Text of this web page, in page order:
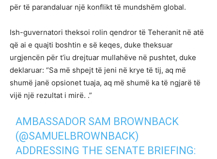
për të parandaluar një konflikt të mundshëm global.
Ish-guvernatori theksoi rolin qendror të Teheranit në atë
që ai e quajti boshtin e së keqes, duke theksuar
urgjencën për t’iu drejtuar mullahëve në pushtet, duke
deklaruar: “Sa më shpejt të jeni në krye të tij, aq më
shumë janë opsionet tuaja, aq më shumë ka të ngjarë të
vijë një rezultat i mirë. .”
AMBASSADOR SAM BROWNBACK
(@SAMUELBROWNBACK)
ADDRESSING THE SENATE BRIEFING: